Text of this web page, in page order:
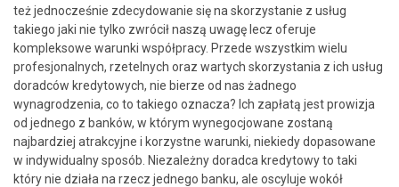
też jednocześnie zdecydowanie się na skorzystanie z usług
takiego jaki nie tylko zwrócił naszą uwagę lecz oferuje
kompleksowe warunki współpracy. Przede wszystkim wielu
profesjonalnych, rzetelnych oraz wartych skorzystania z ich usług
doradców kredytowych, nie bierze od nas żadnego
wynagrodzenia, co to takiego oznacza? Ich zapłatą jest prowizja
od jednego z banków, w którym wynegocjowane zostaną
najbardziej atrakcyjne i korzystne warunki, niekiedy dopasowane
w indywidualny sposób. Niezależny doradca kredytowy to taki
który nie działa na rzecz jednego banku, ale oscyluje wokół